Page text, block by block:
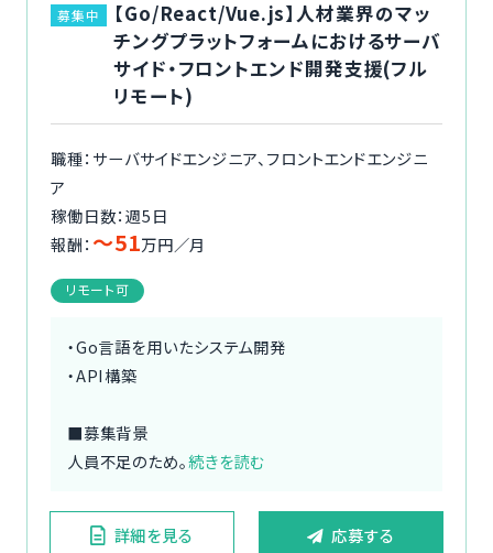
募集中
【Go/React/Vue.js】人材業界のマッ
チングプラットフォームにおけるサーバ
サイド・フロントエンド開発支援(フル
リモート)
職種：サーバサイドエンジニア、フロントエンドエンジニ
ア
稼働日数：週5日
報酬： 〜51万円／月
リモート可
・Go言語を用いたシステム開発
・API構築
■募集背景
人員不足のため。続きを読む
詳細を見る 応募する